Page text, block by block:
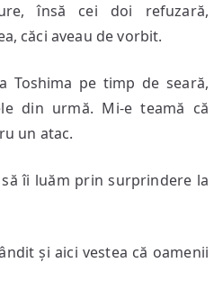
însă cei doi refuzară,
căci aveau de vorbit.
Toshima pe timp de seară,
din urmă. Mi-e teamă că
un atac.
îi luăm prin surprindere la
și aici vestea că oamenii